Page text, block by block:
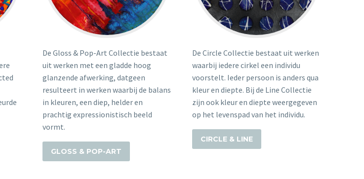
De Gloss & Pop-Art Collectie bestaat
uit werken met een gladde hoog
glanzende afwerking, datgeen
resulteert in werken waarbij de balans
in kleuren, een diep, helder en
prachtig expressionistisch beeld
vormt.
GLOSS & POP-ART
De Circle Collectie bestaat uit werken
waarbij iedere cirkel een individu
voorstelt. Ieder persoon is anders qua
kleur en diepte. Bij de Line Collectie
zijn ook kleur en diepte weergegeven
op het levenspad van het individu.
CIRCLE & LINE